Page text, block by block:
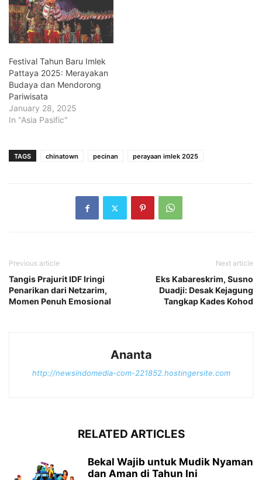
Festival Tahun Baru Imlek
Pattaya 2025: Merayakan
Budaya dan Mendorong
Pariwisata
January 28, 2025
In "Asia Pasific"
TAGS chinatown pecinan perayaan imlek 2025
Previous article
Tangis Prajurit IDF Iringi
Penarikan dari Netzarim,
Momen Penuh Emosional
Next article
Eks Kabareskrim, Susno
Duadji: Desak Kejagung
Tangkap Kades Kohod
Ananta
http://newsindomedia-com-221852.hostingersite.com
RELATED ARTICLES
Bekal Wajib untuk Mudik Nyaman
dan Aman di Tahun Ini